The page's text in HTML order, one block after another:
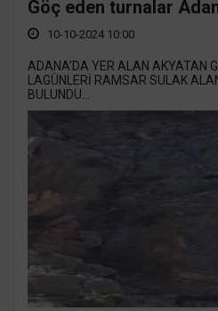
Göç eden turnalar
10-10-2024 10:00
ADANA’DA YER ALAN AKYATAN
LAGÜNLERİ RAMSAR SULAK
BULUNDU...